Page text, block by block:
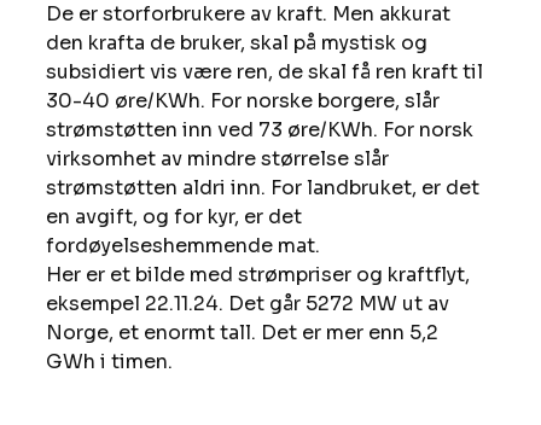
De er storforbrukere av kraft. Men akkurat
den krafta de bruker, skal på mystisk og
subsidiert vis være ren, de skal få ren kraft til
30-40 øre/KWh. For norske borgere, slår
strømstøtten inn ved 73 øre/KWh. For norsk
virksomhet av mindre størrelse slår
strømstøtten aldri inn. For landbruket, er det
en avgift, og for kyr, er det
fordøyelseshemmende mat.
Her er et bilde med strømpriser og kraftflyt,
eksempel 22.11.24. Det går 5272 MW ut av
Norge, et enormt tall. Det er mer enn 5,2
GWh i timen.